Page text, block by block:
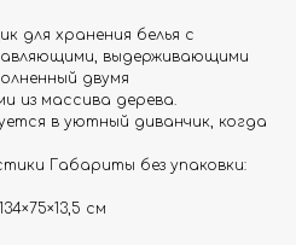
для хранения белья с
выдерживающими
двумя
из массива дерева.
в уютный диванчик, когда
Габариты без упаковки:
см